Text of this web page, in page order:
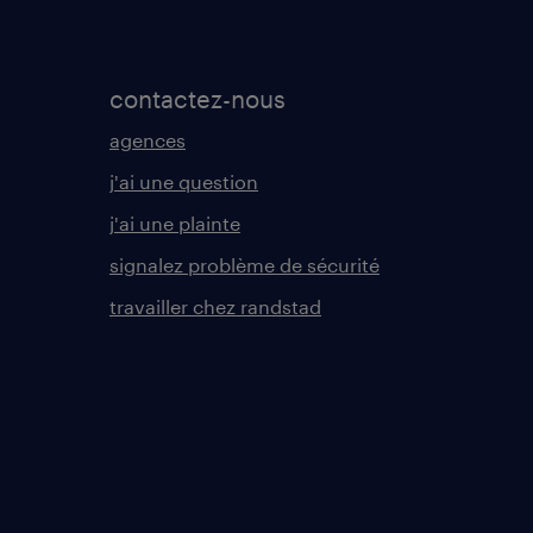
contactez-nous
agences
j'ai une question
j'ai une plainte
signalez problème de sécurité
travailler chez randstad